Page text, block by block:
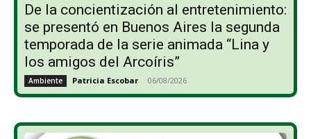
De la concientización al entretenimiento:
se presentó en Buenos Aires la segunda
temporada de la serie animada “Lina y
los amigos del Arcoíris”
Ambiente Patricia Escobar - 06/08/2026